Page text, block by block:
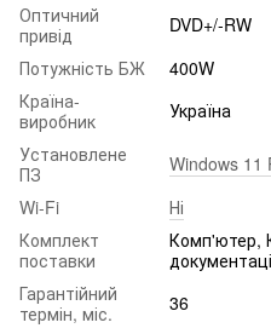
Оптичний
привід
DVD+/-RW
Потужність БЖ
400W
Країна-
виробник
Україна
Установлене
ПЗ
Windows 11
Wi-Fi
Ні
Комплект
поставки
Комп'ютер,
Гарантійний
термін, міс.
36